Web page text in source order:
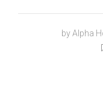
by Alpha